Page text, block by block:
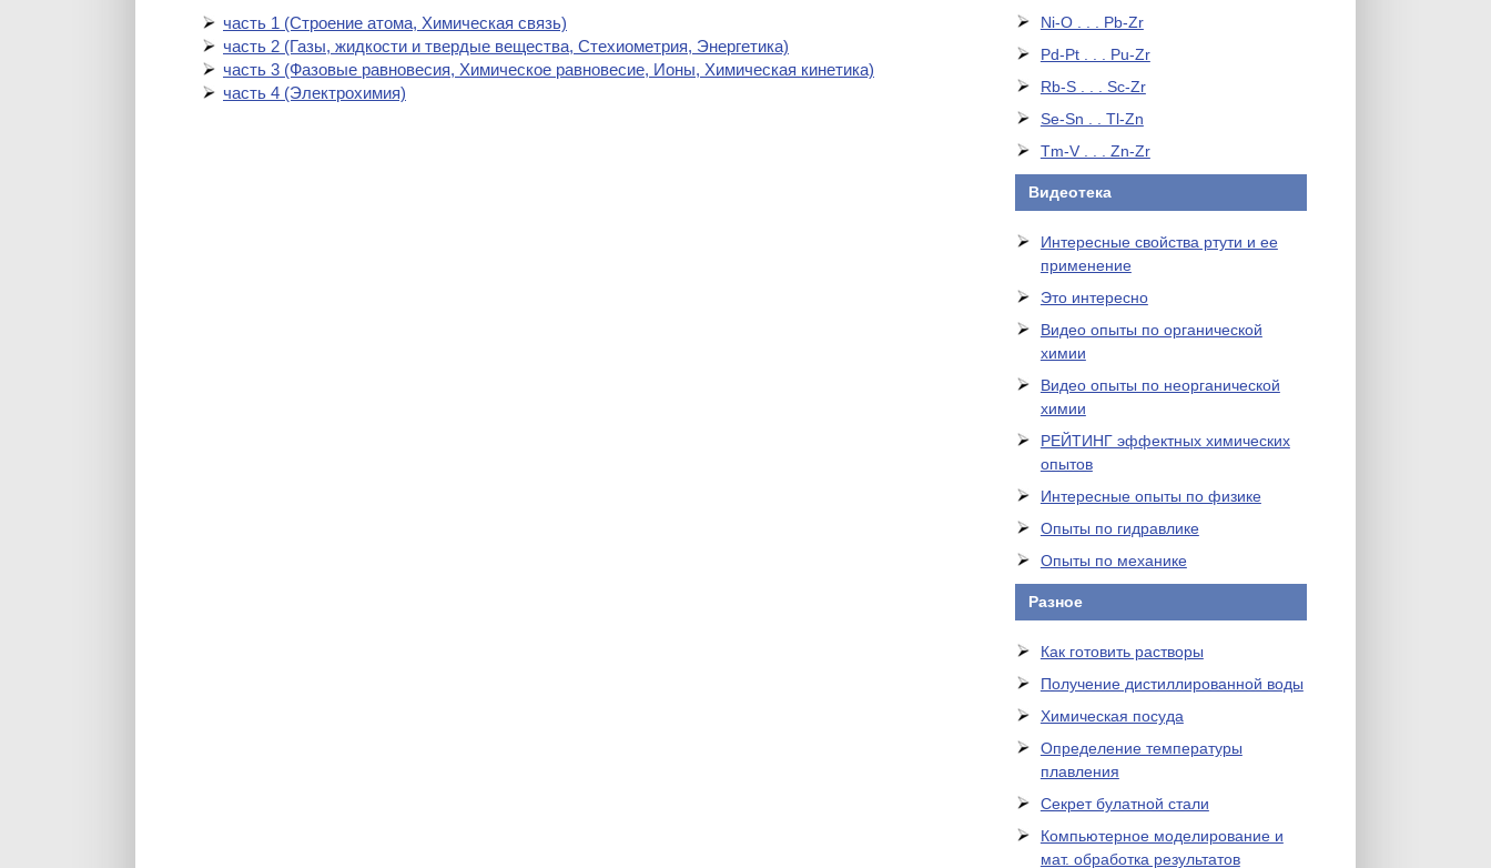
часть 1 (Cтроение атома, Химическая связь)
часть 2 (Газы, жидкости и твердые вещества, Стехиометрия, Энергетика)
часть 3 (Фазовые равновесия, Химическое равновесие, Ионы, Химическая кинетика)
часть 4 (Электрохимия)
Ni-O . . . Pb-Zr
Pd-Pt . . . Pu-Zr
Rb-S . . . Sc-Zr
Se-Sn . . Tl-Zn
Tm-V . . . Zn-Zr
Видеотека
Интересные свойства ртути и ее
применение
Это интересно
Видео опыты по органической
химии
Видео опыты по неорганической
химии
РЕЙТИНГ эффектных химических
опытов
Интересные опыты по физике
Опыты по гидравлике
Опыты по механике
Разное
Как готовить растворы
Получение дистиллированной воды
Химическая посуда
Определение температуры
плавления
Секрет булатной стали
Компьютерное моделирование и
мат. обработка результатов